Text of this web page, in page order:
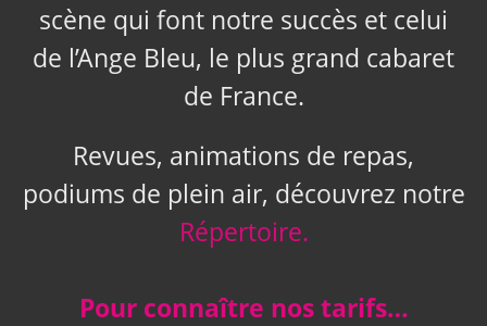
scène qui font notre succès et celui
de l’Ange Bleu, le plus grand cabaret
de France.
Revues, animations de repas,
podiums de plein air, découvrez notre
Répertoire.
Pour connaître nos tarifs…